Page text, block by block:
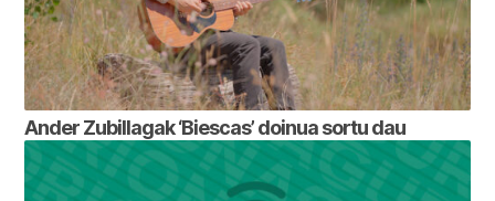
Ander Zubillagak ‘Biescas’ doinua sortu dau